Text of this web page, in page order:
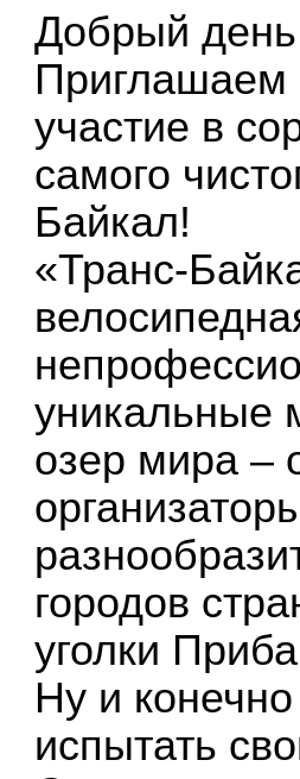
Добрый
Приглашаем
участие в
самого
Байкал!
«Транс-
уникальные
озер мира –
городов
уголки
Ну и
испытать